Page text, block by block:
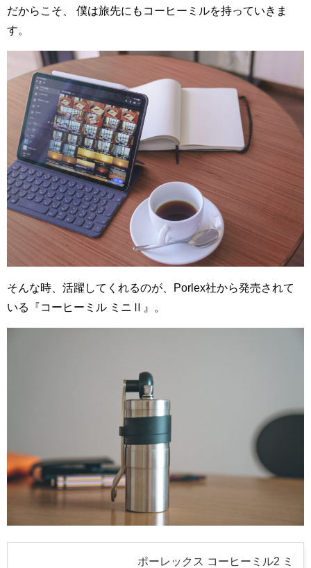
だからこそ、 僕は旅先にもコーヒーミルを持っていきま
す。
そんな時、活躍してくれるのが、Porlex社から発売されて
いる『コーヒーミル ミニⅡ』。
ポーレックス コーヒーミル2 ミ